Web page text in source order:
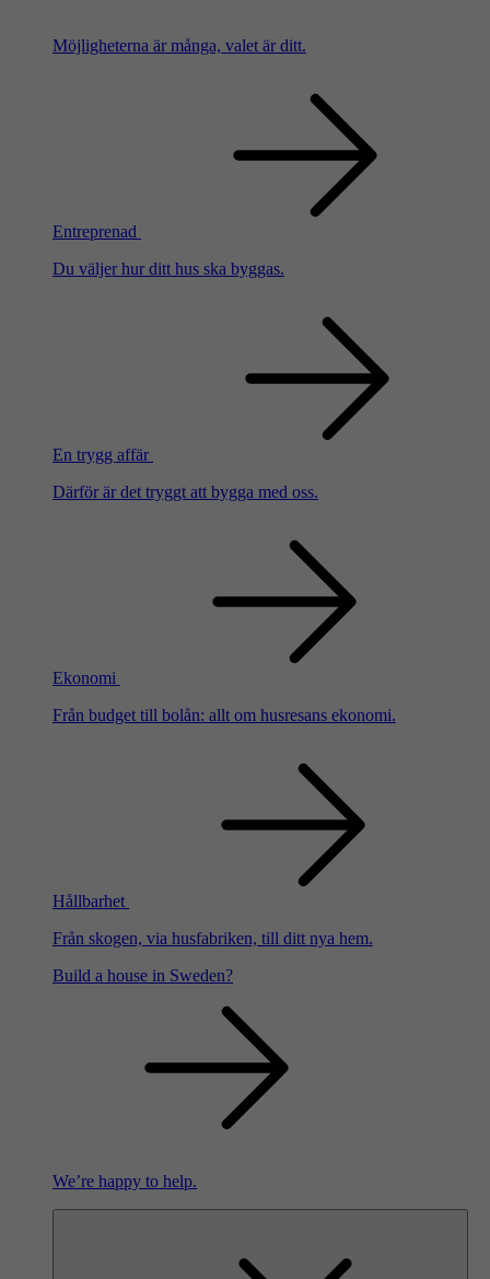
Möjligheterna är många, valet är ditt.
Entreprenad
Du väljer hur ditt hus ska byggas.
En trygg affär
Därför är det tryggt att bygga med oss.
Ekonomi
Från budget till bolån: allt om husresans ekonomi.
Hållbarhet
Från skogen, via husfabriken, till ditt nya hem.
Build a house in Sweden?
We’re happy to help.